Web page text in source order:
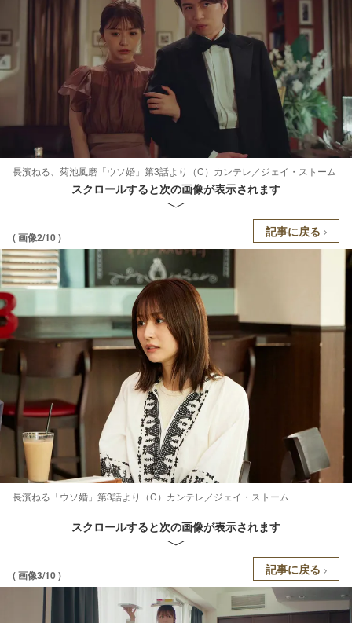
長濱ねる、菊池風磨「ウソ婚」第3話より（C）カンテレ／ジェイ・ストーム
スクロールすると次の画像が表示されます
( 画像2/10 ) 記事に戻る
長濱ねる「ウソ婚」第3話より（C）カンテレ／ジェイ・ストーム
スクロールすると次の画像が表示されます
( 画像3/10 ) 記事に戻る